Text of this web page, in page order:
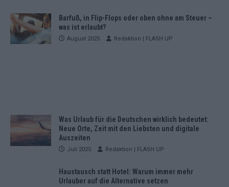
Barfuß, in Flip-Flops oder oben ohne am Steuer –
was ist erlaubt?
August 2025 Redaktion | FLASH UP
Was Urlaub für die Deutschen wirklich bedeutet:
Neue Orte, Zeit mit den Liebsten und digitale
Auszeiten
Juli 2025 Redaktion | FLASH UP
Haustausch statt Hotel: Warum immer mehr
Urlauber auf die Alternative setzen